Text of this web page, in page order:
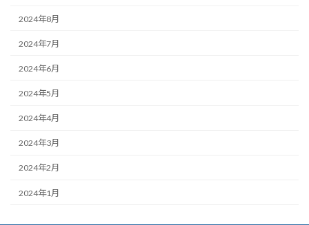
2024年8月
2024年7月
2024年6月
2024年5月
2024年4月
2024年3月
2024年2月
2024年1月